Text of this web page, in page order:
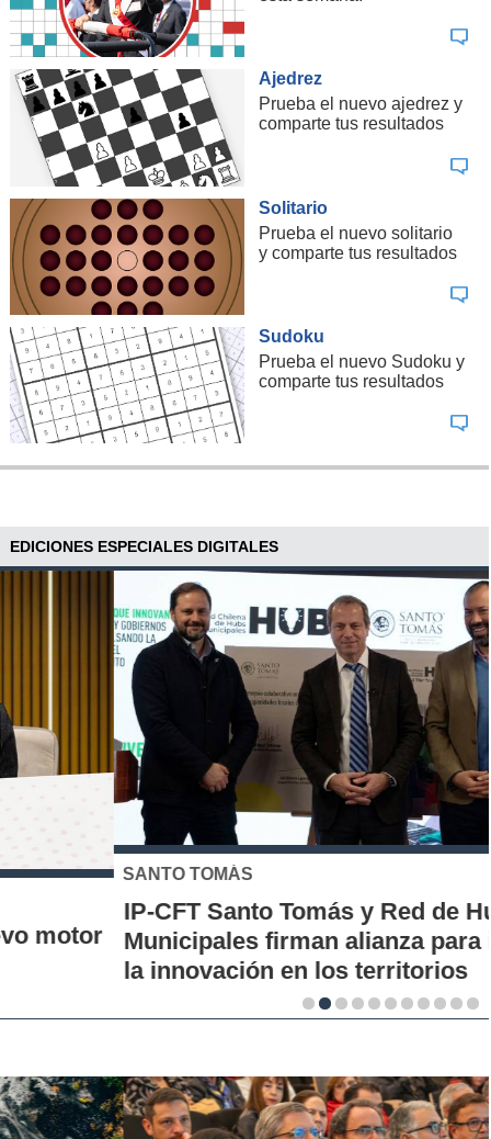
Ajedrez
Prueba el nuevo ajedrez y
comparte tus resultados
Solitario
Prueba el nuevo solitario
y comparte tus resultados
Sudoku
Prueba el nuevo Sudoku y
comparte tus resultados
EDICIONES ESPECIALES DIGITALES
SANTO TOMÁS
IP-CFT Santo Tomás y Red de Hubs
Municipales firman alianza para impulsar
la innovación en los territorios